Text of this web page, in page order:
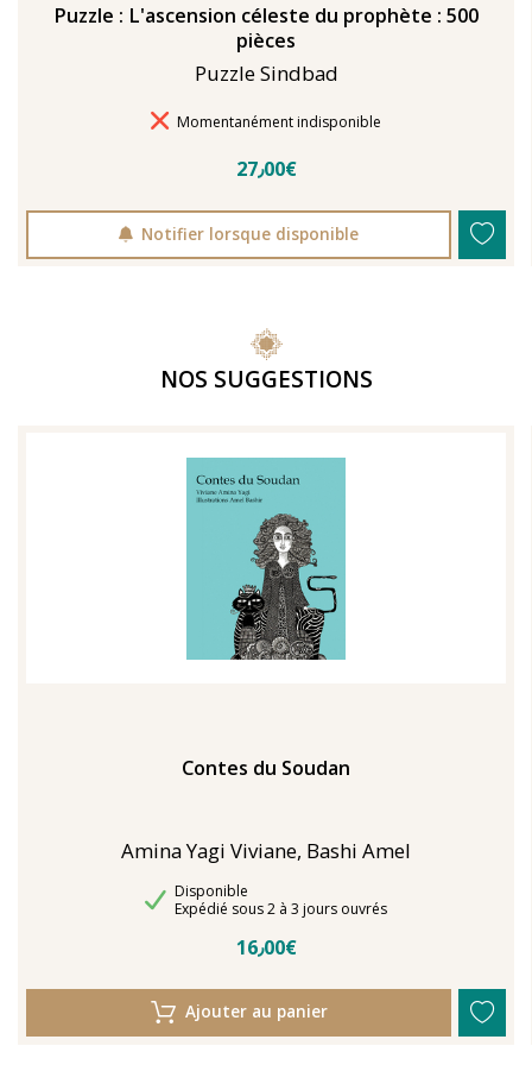
Puzzle : L'ascension céleste du prophète : 500
pièces
Puzzle Sindbad
Délais de livraison
Momentanément indisponible
27٫00€
Notifier lorsque disponible
NOS SUGGESTIONS
Contes du Soudan
Amina Yagi Viviane, Bashi Amel
Disponibilité
Disponible
Délais de livraison
Expédié sous 2 à 3 jours ouvrés
16٫00€
Ajouter au panier